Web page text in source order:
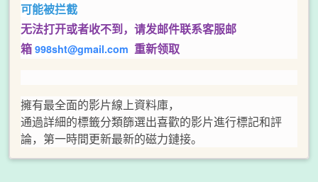
可能被拦截
无法打开或者收不到， 请发邮件联系客服邮
箱 998sht@gmail.com 重新领取
擁有最全面的影片線上資料庫，
通過詳細的標籤分類篩選出喜歡的影片進行標記和評
論，第一時間更新最新的磁力鏈接。